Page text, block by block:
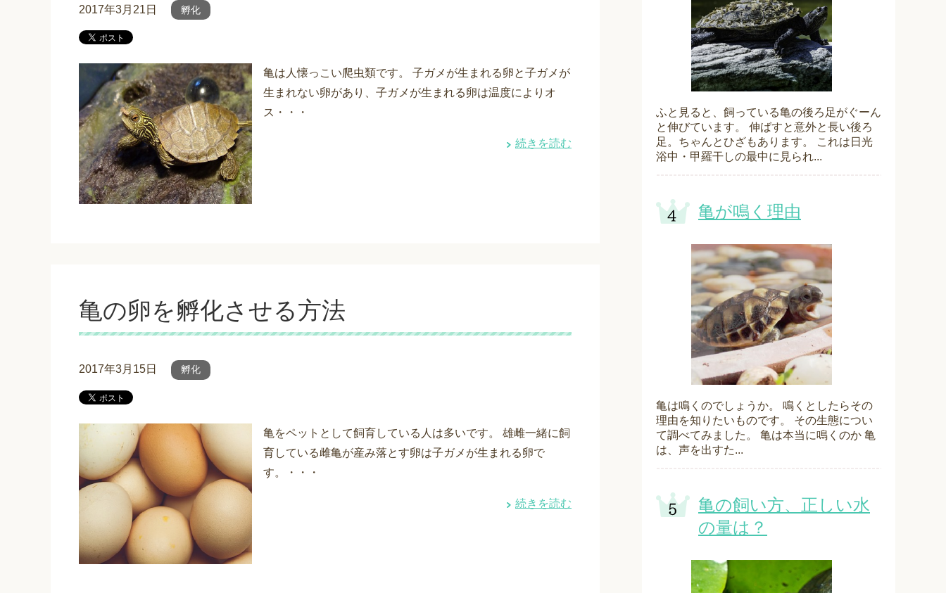
2017年3月21日 孵化
亀は人懐っこい爬虫類です。 子ガメが生まれる卵と子ガメが
生まれない卵があり、子ガメが生まれる卵は温度によりオ
ス・・・
続きを読む
亀の卵を孵化させる方法
2017年3月15日 孵化
亀をペットとして飼育している人は多いです。 雄雌一緒に飼
育している雌亀が産み落とす卵は子ガメが生まれる卵で
す。・・・
続きを読む
ふと見ると、飼っている亀の後ろ足がぐーん
と伸びています。 伸ばすと意外と長い後ろ
足。ちゃんとひざもあります。 これは日光
浴中・甲羅干しの最中に見られ...
亀が鳴く理由
亀は鳴くのでしょうか。 鳴くとしたらその
理由を知りたいものです。 その生態につい
て調べてみました。 亀は本当に鳴くのか 亀
は、声を出すた...
亀の飼い方、正しい水
の量は？